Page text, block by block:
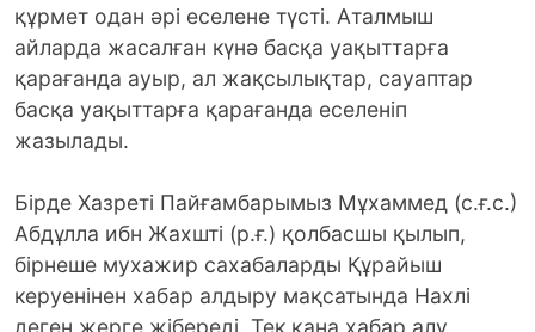
құрмет одан әрі еселене түсті. Аталмыш
айларда жасалған күнә басқа уақыттарға
қарағанда ауыр, ал жақсылықтар, сауаптар
басқа уақыттарға қарағанда еселеніп
жазылады.
Бірде Хазреті Пайғамбарымыз Мұхаммед (с.ғ.с.)
Абдұлла ибн Жахшті (р.ғ.) қолбасшы қылып,
бірнеше мухажир сахабаларды Құрайыш
керуенінен хабар алдыру мақсатында Нахлі